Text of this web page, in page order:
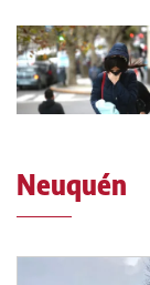
Neuquén